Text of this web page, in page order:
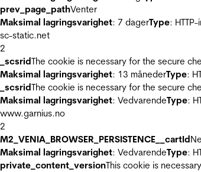
prev_page_pathVenter
Maksimal lagringsvarighet: 7 dagerType:
sc-static.net
2
_scsridThe cookie is necessary for the secure
Maksimal lagringsvarighet: 13 månederType:
_scsridThe cookie is necessary for the secure
Maksimal lagringsvarighet: VedvarendeType:
www.garnius.no
2
M2_VENIA_BROWSER_PERSISTENCE__cartId
Maksimal lagringsvarighet: VedvarendeType:
private_content_versionThis cookie is